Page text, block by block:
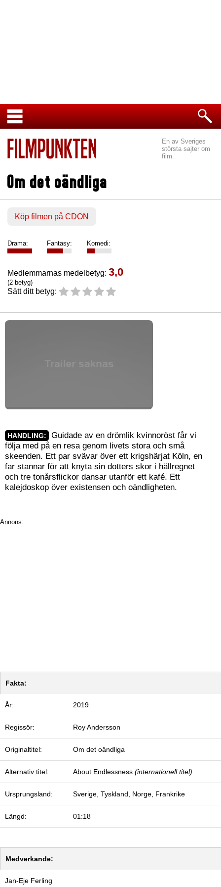
En av Sveriges
största sajter om
film.
Om det oändliga
Köp filmen på CDON
Drama: Fantasy: Komedi:
Medlemmarnas medelbetyg: 3,0
(2 betyg)
Sätt ditt betyg:
HANDLING:
Guidade av en drömlik kvinnoröst får vi
följa med på en resa genom livets stora och små
skeenden. Ett par svävar över ett krigshärjat Köln, en
far stannar för att knyta sin dotters skor i hällregnet
och tre tonårsflickor dansar utanför ett kafé. Ett
kalejdoskop över existensen och oändligheten.
Annons:
Fakta:
År: 2019
Regissör: Roy Andersson
Originaltitel: Om det oändliga
Alternativ titel: About Endlessness (internationell titel)
Ursprungsland: Sverige, Tyskland, Norge, Frankrike
Längd: 01:18
Medverkande:
Jan-Eje Ferling